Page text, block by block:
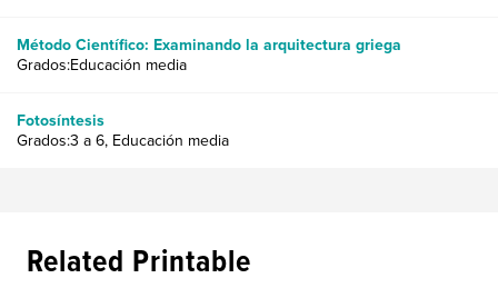
Método Científico: Examinando la arquitectura griega
Grados:Educación media
Fotosíntesis
Grados:3 a 6, Educación media
Related Printable